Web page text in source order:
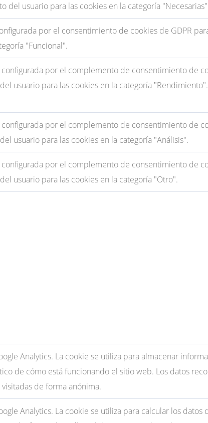
del usuario para las cookies en la categoría
por el consentimiento de cookies de GDPR
"Funcional".
configurada por el complemento de consentimiento de
usuario para las cookies en la categoría "Rendimiento".
configurada por el complemento de consentimiento de
usuario para las cookies en la categoría "Análisis".
configurada por el complemento de consentimiento de
usuario para las cookies en la categoría "Otro".
Analytics. La cookie se utiliza para almacenar
de cómo está funcionando el sitio web. Los datos
de forma anónima.
Analytics. La cookie se utiliza para calcular los datos